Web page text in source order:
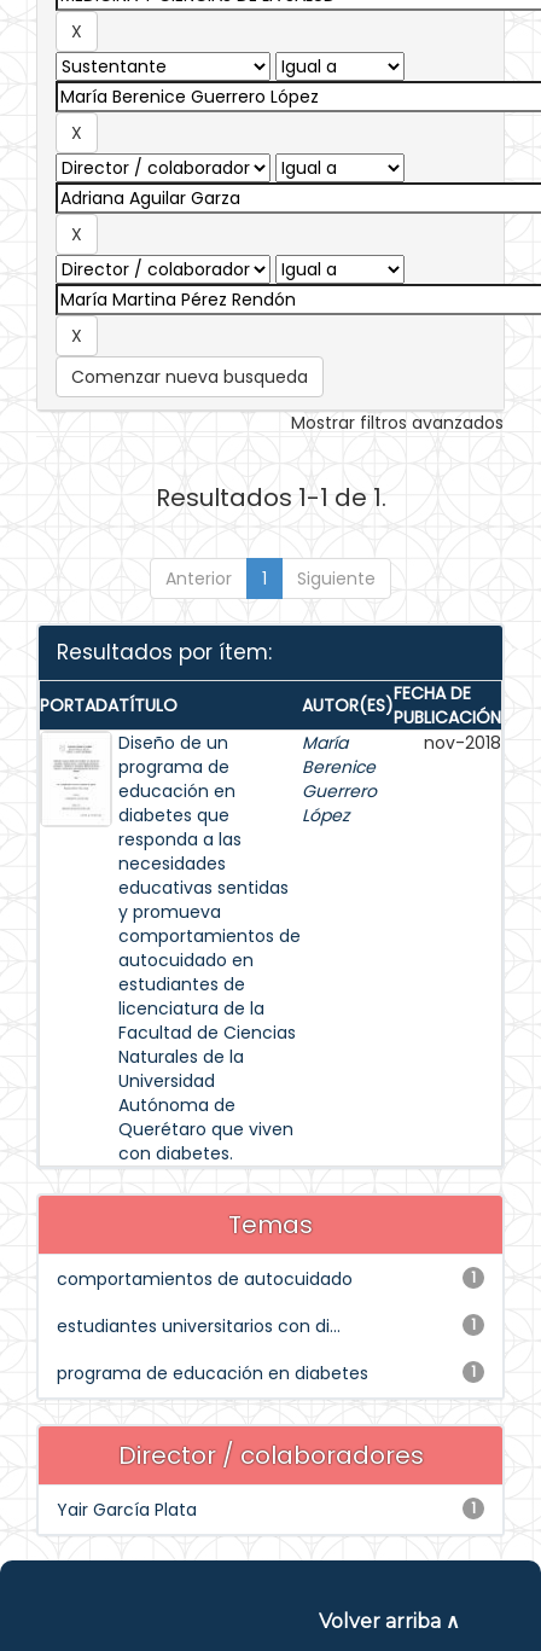
Comenzar nueva busqueda
Mostrar filtros avanzados
Resultados 1-1 de 1.
Anterior 1 Siguiente
Resultados por ítem:
PORTADATÍTULO AUTOR(ES)FECHA DE
PUBLICACIÓN
Diseño de un
programa de
educación en
diabetes que
responda a las
necesidades
educativas sentidas
y promueva
comportamientos de
autocuidado en
estudiantes de
licenciatura de la
Facultad de Ciencias
Naturales de la
Universidad
Autónoma de
Querétaro que viven
con diabetes.
María
Berenice
Guerrero
López
nov-2018
Temas
1
comportamientos de autocuidado
1
estudiantes universitarios con di...
1
programa de educación en diabetes
Director / colaboradores
1
Yair García Plata
Volver arriba ∧